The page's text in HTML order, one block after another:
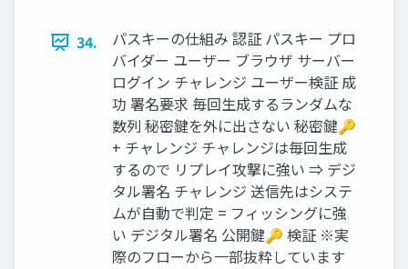
34.
パスキーの仕組み 認証 パスキー プロ
バイダー ユーザー ブラウザ サーバー
ログイン チャレンジ ユーザー検証 成
功 署名要求 毎回生成するランダムな
数列 秘密鍵を外に出さない 秘密鍵🔑
+ チャレンジ チャレンジは毎回生成
するので リプレイ攻撃に強い ⇒ デジ
タル署名 チャレンジ 送信先はシステ
ムが自動で判定 = フィッシングに強
い デジタル署名 公開鍵🔑 検証 ※実
際のフローから一部抜粋しています